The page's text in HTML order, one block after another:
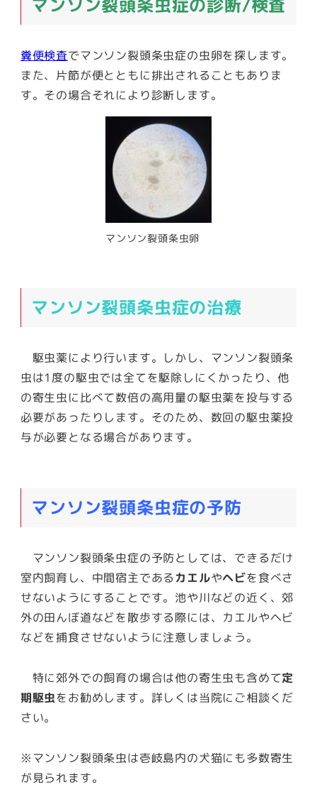
マンソン裂頭条虫症の診断/検査
糞便検査でマンソン裂頭条虫症の虫卵を探します。
また、片節が便とともに排出されることもありま
す。その場合それにより診断します。
マンソン裂頭条虫卵
マンソン裂頭条虫症の治療
駆虫薬により行います。しかし、マンソン裂頭条
虫は1度の駆虫では全てを駆除しにくかったり、他
の寄生虫に比べて数倍の高用量の駆虫薬を投与する
必要があったりします。そのため、 数回の駆虫薬投
与が必要となる場合があります。
マンソン裂頭条虫症の予防
マンソン裂頭条虫症の予防としては、できるだけ
室内飼育し、中間宿主であるカエルやヘビを食べさ
せないようにすることです。池や川などの近く、郊
外の田んぼ道などを散歩する際には、カエルやヘビ
などを捕食させないように注意しましょう。
特に郊外での飼育の場合は他の寄生虫も含めて定
期駆虫をお勧めします。詳しくは当院にご相談くだ
さい。
※マンソン裂頭条虫は壱岐島内の犬猫にも多数寄生
が見られます。